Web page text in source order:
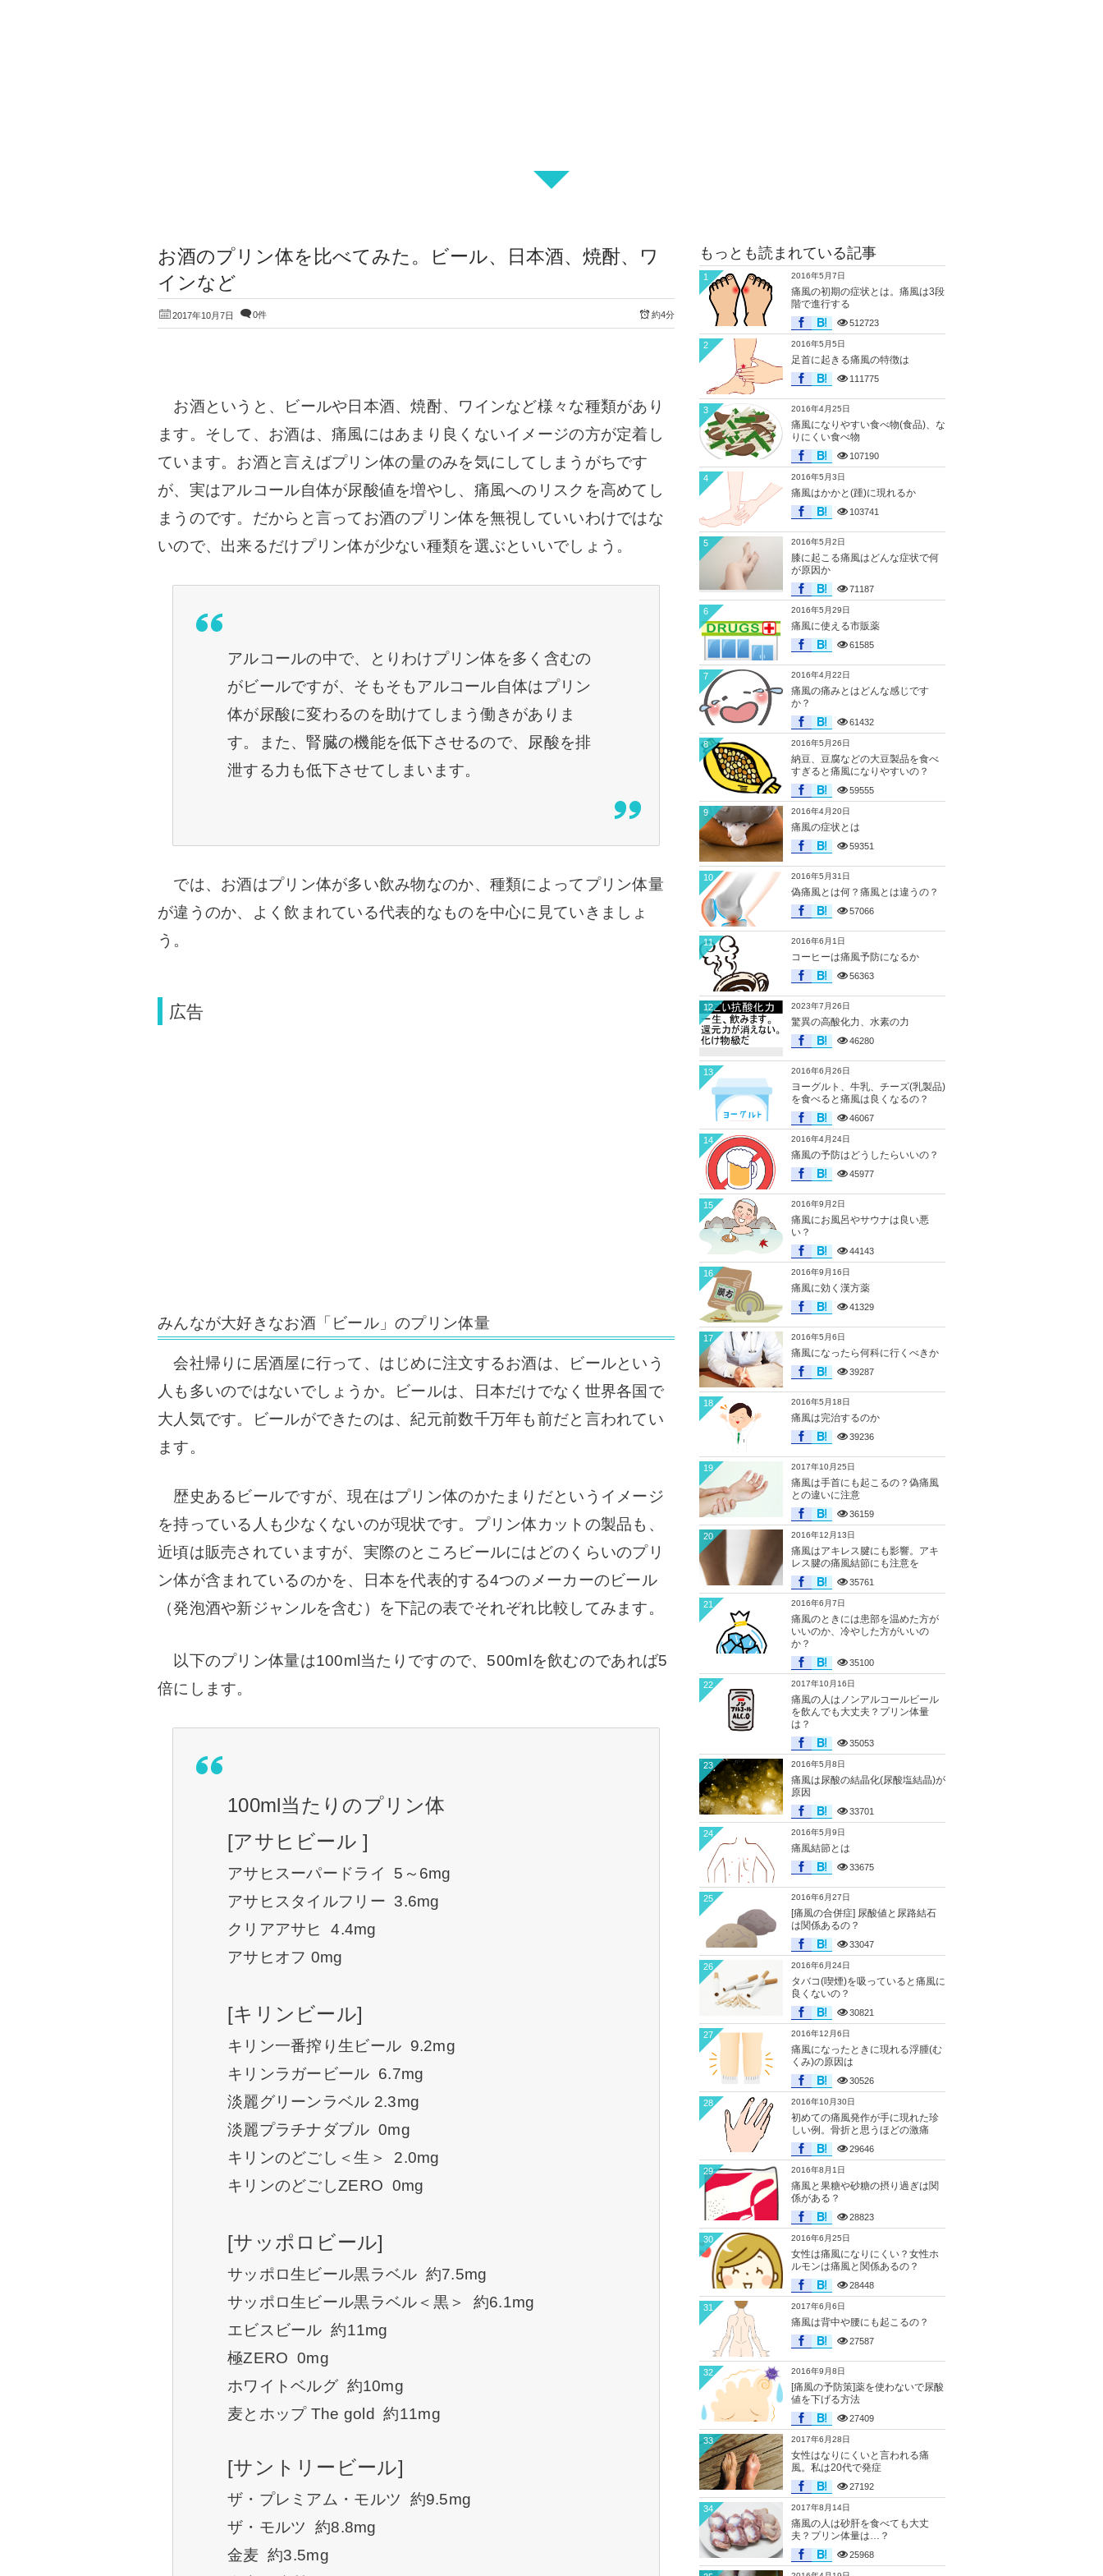
お酒のプリン体を比べてみた。ビール、日本酒、焼酎、ワ
インなど
2017年10月7日 0件 約4分
お酒というと、ビールや日本酒、焼酎、ワインなど様々な種類があり
ます。そして、お酒は、痛風にはあまり良くないイメージの方が定着し
ています。お酒と言えばプリン体の量のみを気にしてしまうがちです
が、実はアルコール自体が尿酸値を増やし、痛風へのリスクを高めてし
まうのです。だからと言ってお酒のプリン体を無視していいわけではな
いので、出来るだけプリン体が少ない種類を選ぶといいでしょう。
アルコールの中で、とりわけプリン体を多く含むの
がビールですが、そもそもアルコール自体はプリン
体が尿酸に変わるのを助けてしまう働きがありま
す。また、腎臓の機能を低下させるので、尿酸を排
泄する力も低下させてしまいます。
では、お酒はプリン体が多い飲み物なのか、種類によってプリン体量
が違うのか、よく飲まれている代表的なものを中心に見ていきましょ
う。
広告
みんなが大好きなお酒「ビール」のプリン体量
会社帰りに居酒屋に行って、はじめに注文するお酒は、ビールという
人も多いのではないでしょうか。ビールは、日本だけでなく世界各国で
大人気です。ビールができたのは、紀元前数千万年も前だと言われてい
ます。
歴史あるビールですが、現在はプリン体のかたまりだというイメージ
を持っている人も少なくないのが現状です。プリン体カットの製品も、
近頃は販売されていますが、実際のところビールにはどのくらいのプリ
ン体が含まれているのかを、日本を代表的する4つのメーカーのビール
（発泡酒や新ジャンルを含む）を下記の表でそれぞれ比較してみます。
以下のプリン体量は100ml当たりですので、500mlを飲むのであれば5
倍にします。
100ml当たりのプリン体
[アサヒビール ]
アサヒスーパードライ 5～6mg
アサヒスタイルフリー 3.6mg
クリアアサヒ 4.4mg
アサヒオフ 0mg
[キリンビール]
キリン一番搾り生ビール 9.2mg
キリンラガービール 6.7mg
淡麗グリーンラベル 2.3mg
淡麗プラチナダブル 0mg
キリンのどごし＜生＞ 2.0mg
キリンのどごしZERO 0mg
[サッポロビール]
サッポロ生ビール黒ラベル 約7.5mg
サッポロ生ビール黒ラベル＜黒＞ 約6.1mg
エビスビール 約11mg
極ZERO 0mg
ホワイトベルグ 約10mg
麦とホップ The gold 約11mg
[サントリービール]
ザ・プレミアム・モルツ 約9.5mg
ザ・モルツ 約8.8mg
金麦 約3.5mg
もっとも読まれている記事
2016年5月7日
痛風の初期の症状とは。痛風は3段
階で進行する
512723
1
2016年5月5日
足首に起きる痛風の特徴は
111775
2
2016年4月25日
痛風になりやすい食べ物(食品)、な
りにくい食べ物
107190
3
2016年5月3日
痛風はかかと(踵)に現れるか
103741
4
2016年5月2日
膝に起こる痛風はどんな症状で何
が原因か
71187
5
2016年5月29日
痛風に使える市販薬
61585
6
2016年4月22日
痛風の痛みとはどんな感じです
か？
61432
7
2016年5月26日
納豆、豆腐などの大豆製品を食べ
すぎると痛風になりやすいの？
59555
8
2016年4月20日
痛風の症状とは
59351
9
2016年5月31日
偽痛風とは何？痛風とは違うの？
57066
10
2016年6月1日
コーヒーは痛風予防になるか
56363
11
2023年7月26日
驚異の高酸化力、水素の力
46280
12
2016年6月26日
ヨーグルト、牛乳、チーズ(乳製品)
を食べると痛風は良くなるの？
46067
13
2016年4月24日
痛風の予防はどうしたらいいの？
45977
14
2016年9月2日
痛風にお風呂やサウナは良い悪
い？
44143
15
2016年9月16日
痛風に効く漢方薬
41329
16
2016年5月6日
痛風になったら何科に行くべきか
39287
17
2016年5月18日
痛風は完治するのか
39236
18
2017年10月25日
痛風は手首にも起こるの？偽痛風
との違いに注意
36159
19
2016年12月13日
痛風はアキレス腱にも影響。アキ
レス腱の痛風結節にも注意を
35761
20
2016年6月7日
痛風のときには患部を温めた方が
いいのか、冷やした方がいいの
か？
35100
21
2017年10月16日
痛風の人はノンアルコールビール
を飲んでも大丈夫？プリン体量
は？
35053
22
2016年5月8日
痛風は尿酸の結晶化(尿酸塩結晶)が
原因
33701
23
2016年5月9日
痛風結節とは
33675
24
2016年6月27日
[痛風の合併症] 尿酸値と尿路結石
は関係あるの？
33047
25
2016年6月24日
タバコ(喫煙)を吸っていると痛風に
良くないの？
30821
26
2016年12月6日
痛風になったときに現れる浮腫(む
くみ)の原因は
30526
27
2016年10月30日
初めての痛風発作が手に現れた珍
しい例。骨折と思うほどの激痛
29646
28
2016年8月1日
痛風と果糖や砂糖の摂り過ぎは関
係がある？
28823
29
2016年6月25日
女性は痛風になりにくい？女性ホ
ルモンは痛風と関係あるの？
28448
30
2017年6月6日
痛風は背中や腰にも起こるの？
27587
31
2016年9月8日
[痛風の予防策]薬を使わないで尿酸
値を下げる方法
27409
32
2017年6月28日
女性はなりにくいと言われる痛
風。私は20代で発症
27192
33
2017年8月14日
痛風の人は砂肝を食べても大丈
夫？プリン体量は…？
25968
34